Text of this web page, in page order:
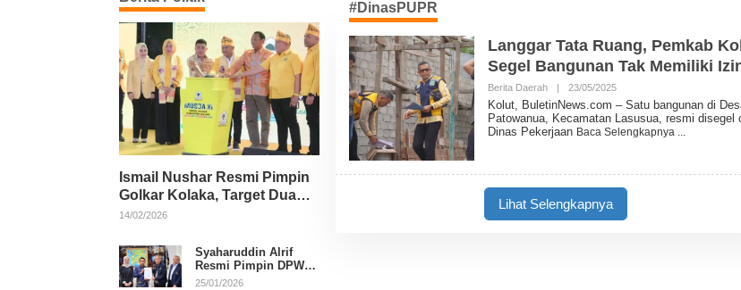
Ismail Nushar Resmi Pimpin
Golkar Kolaka, Target Dua
Kursi per Dapil
14/02/2026
Syaharuddin Alrif
Resmi Pimpin DPW
NasDem Sulsel
25/01/2026
#DinasPUPR
Langgar Tata Ruang, Pemkab
Segel Bangunan Tak Memiliki
Berita Daerah | 23/05/2025O
E
H
B
E
T
Kolut, BuletinNews.com – Satu bangunan di
Patowanua, Kecamatan Lasusua, resmi disegel
Dinas Pekerjaan Baca Selengkapnya
Lihat Selengkapnya